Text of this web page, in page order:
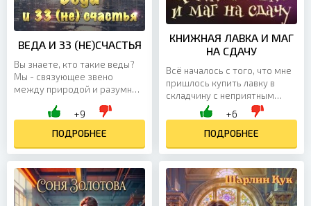
ВЕДА И 33 (НЕ)СЧАСТЬЯ
Вы знаете, кто такие веды?
Мы - связующее звено
между природой и разумным
обитаемого космоса. Когда-
+9
ПОДРОБНЕЕ
КНИЖНАЯ ЛАВКА И МАГ
НА СДАЧУ
Всё началось с того, что мне
пришлось купить лавку в
складчину с неприятным
типом: огненным магом
Пиррианом Праймусом.
Каждый из нас хотел эту
лавку...
+6
ПОДРОБНЕЕ